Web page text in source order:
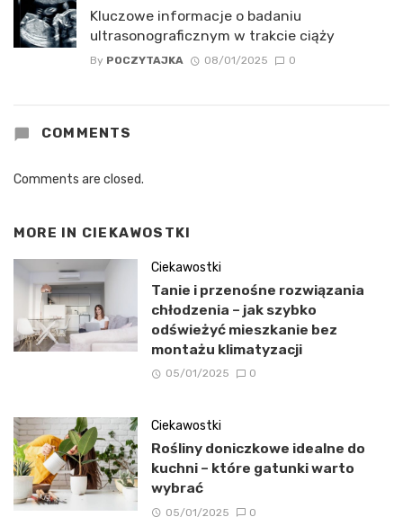
Kluczowe informacje o badaniu
ultrasonograficznym w trakcie ciąży
By POCZYTAJKA 08/01/2025 0
COMMENTS
Comments are closed.
MORE IN CIEKAWOSTKI
Ciekawostki
Tanie i przenośne rozwiązania
chłodzenia – jak szybko
odświeżyć mieszkanie bez
montażu klimatyzacji
05/01/2025 0
Ciekawostki
Rośliny doniczkowe idealne do
kuchni – które gatunki warto
wybrać
05/01/2025 0